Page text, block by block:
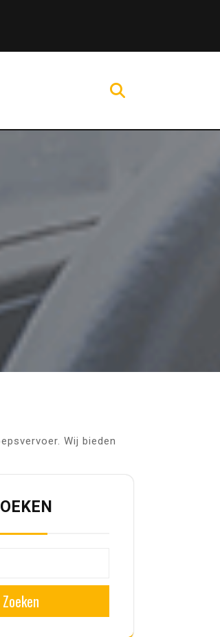
Wij bieden
Zoeken